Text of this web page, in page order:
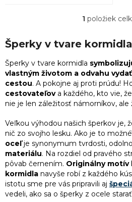
podkova 1
reťaz 9
ruženec 2
srdce 141
strom života 37
štvorlístok 6
O
l
d
a
c
i
e
p
v
k
y
v
ý
p
i
s
1položiek
Šperky v tvare kormidla
Šperky v tvare kormidla
vlastným životom a odvahu
cestou. A pokojne aj proti prúdu!
cestovateľova každého, kto vie,
nie je len záležitosť námorníkov, ale
Veľkou výhodou našich šperkov je,
nič zo svojho lesku. Ako je to
oceľje synonymum tvrdosti,
materiálu. Na rozdiel od pravého
pôvab černením. Originálny motív
kormidla navyše robí z každého
istotu sme pre vás pripravili aj
vedeli, ako sa o šperky z ocele